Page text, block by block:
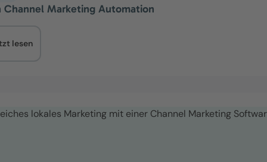
Channel Marketing Automation
lesen